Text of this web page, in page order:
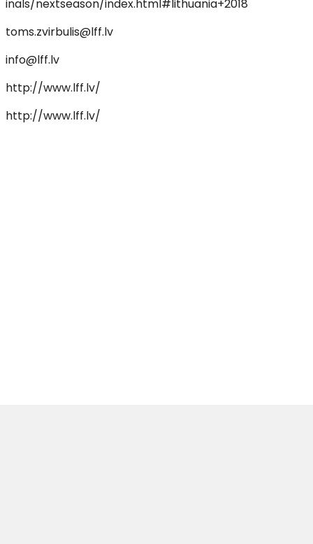
inals/nextseason/index.html#lithuania+2018
toms.zvirbulis@lff.lv
info@lff.lv
http://www.lff.lv/
http://www.lff.lv/